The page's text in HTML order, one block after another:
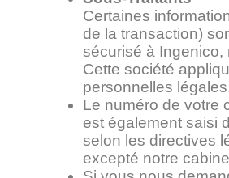
Certaines
de la transaction)
sécurisé à Ingenico,
Cette société
personnelles
Le numéro de votre
est également saisi
selon les directives
excepté notre